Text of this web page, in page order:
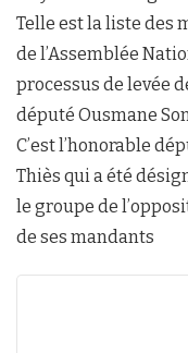
Telle est la liste des
de l’Assemblée
processus de levée
député Ousmane
C’est l’honorable
Thiès qui a été
le groupe de
de ses mandants